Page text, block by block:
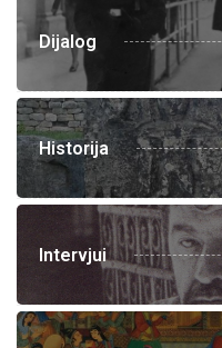
Dijalog
Historija
Intervjui